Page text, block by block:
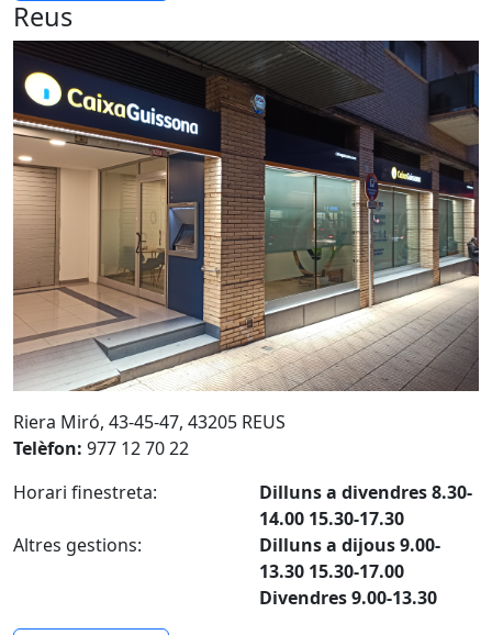
Reus
Riera Miró, 43-45-47, 43205 REUS
Telèfon: 977 12 70 22
Horari finestreta:
Dilluns a divendres 8.30-
14.00 15.30-17.30
Altres gestions:
Dilluns a dijous 9.00-
13.30 15.30-17.00
Divendres 9.00-13.30